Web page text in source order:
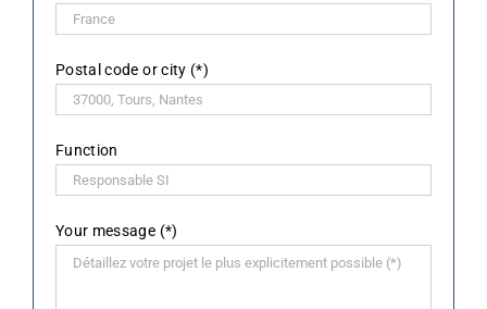
Postal code or city (*)
Function
Your message (*)